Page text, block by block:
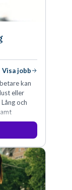
Visa jobb
kan
eller
och
det.